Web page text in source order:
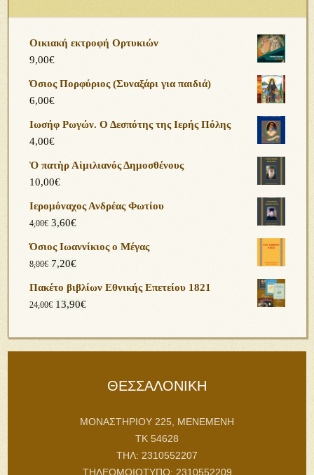
Οικιακή εκτροφή Ορτυκιών
9,00€
Όσιος Πορφύριος (Συναξάρι για παιδιά)
6,00€
Ιωσήφ Ρωγών. Ο Δεσπότης της Ιερής Πόλης
4,00€
Ὁ πατὴρ Αἰμιλιανός Δημοσθένους
10,00€
Ιερομόναχος Ανδρέας Φωτίου
4,00€ 3,60€
Όσιος Ιωαννίκιος ο Μέγας
8,00€ 7,20€
Πακέτο βιβλίων Εθνικής Επετείου 1821
24,00€ 13,90€
ΘΕΣΣΑΛΟΝΙΚΗ
ΜΟΝΑΣΤΗΡΙΟΥ 225, ΜΕΝΕΜΕΝΗ
ΤΚ 54628
ΤΗΛ: 2310552207
ΤΗΛΕΟΜΟΙΟΤΥΠΟ: 2310552209